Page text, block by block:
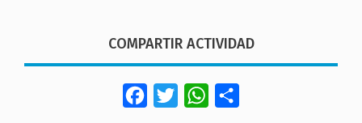
COMPARTIR ACTIVIDAD
FacebookTwitterWhatsApp